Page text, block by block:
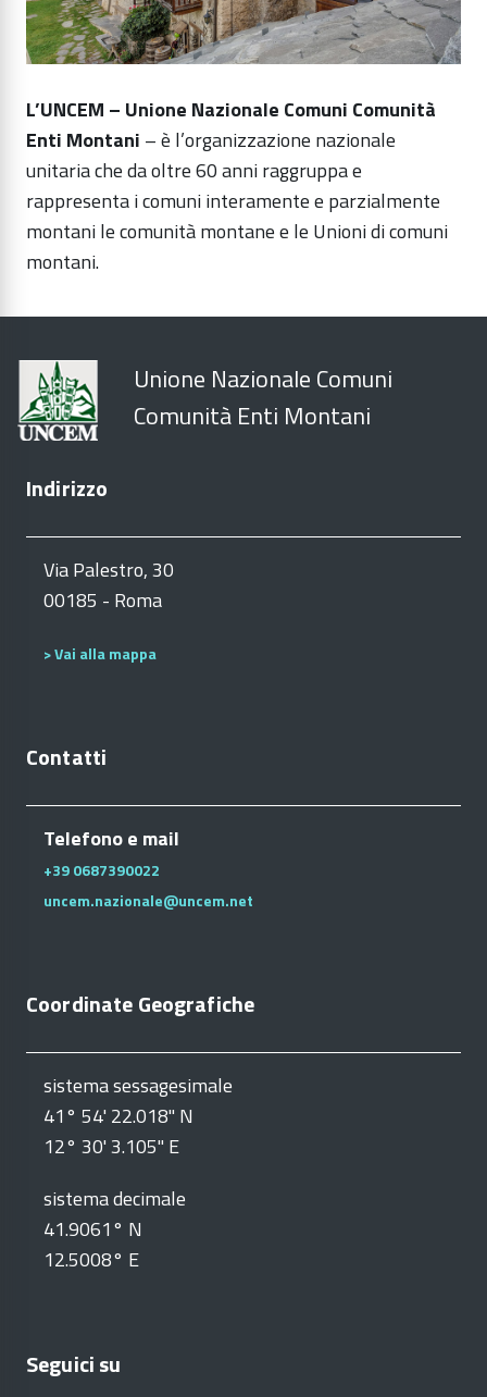
L’UNCEM – Unione Nazionale Comuni Comunità
Enti Montani – è l’organizzazione nazionale
unitaria che da oltre 60 anni raggruppa e
rappresenta i comuni interamente e parzialmente
montani le comunità montane e le Unioni di comuni
montani.
Unione Nazionale Comuni
Comunità Enti Montani
Indirizzo
Via Palestro, 30
00185 - Roma
> Vai alla mappa
Contatti
Telefono e mail
+39 0687390022
uncem.nazionale@uncem.net
Coordinate Geografiche
sistema sessagesimale
41° 54' 22.018" N
12° 30' 3.105" E
sistema decimale
41.9061° N
12.5008° E
Seguici su